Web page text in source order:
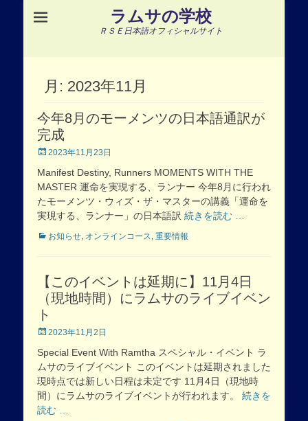
ラムサの学校
ＲＳＥ日本語オフィシャルサイト
月: 2023年11月
今年8月のモーメンツの日本語通訳が
完成
Posted
2023年11月23日
Manifest Destiny, Runners MOMENTS WITH THE
MASTER 運命を実現する、ランナー 今年8月に行われ
たモーメンツ・ウィズ・ザ・マスターの講義「運命を
実現する、ランナー」の日本語訳 続きを読む …
Categories
お知らせ, オンラインコース, 重要情報
【このイベントは延期に】11月4日
（現地時間）にラムサのライブイベン
ト
Posted
2023年11月2日
Special Event With Ramtha スペシャル・イベント ラ
ムサのライブイベント このイベントは延期されました
現時点では新しい日程は未定です 11月4日（現地時
間）にラムサのライブイベントが行われます。 続きを
読む …